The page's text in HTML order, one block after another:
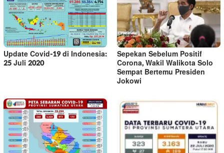
Update Covid-19 di Indonesia:
25 Juli 2020
Sepekan Sebelum Positif
Corona, Wakil Walikota Solo
Sempat Bertemu Presiden
Jokowi